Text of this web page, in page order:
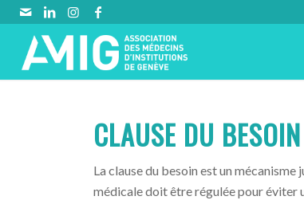
CLAUSE DU BESOIN
La clause du besoin est un mécanisme
médicale doit être régulée pour éviter